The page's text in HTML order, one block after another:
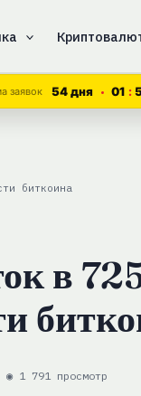
заявок 54 дня 01
биткоина
в
◉ 1 791 просмотр